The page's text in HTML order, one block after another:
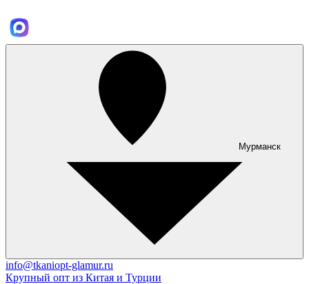
Мурманск
info@tkaniopt-glamur.ru
Крупный опт из Китая и Турции